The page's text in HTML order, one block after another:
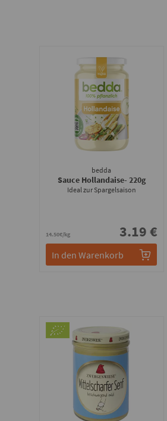
bedda
Sauce Hollandaise- 220g
Ideal zur Spargelsaison
14.50€/kg 3.19 €
In den Warenkorb